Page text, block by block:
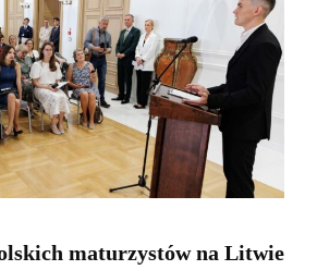
maturzystów na Litwie